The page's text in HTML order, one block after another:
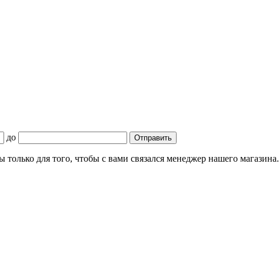
до
для того, чтобы с вами связался менеджер нашего магазина.